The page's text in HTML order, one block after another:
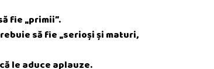
fie „primii”.
să fie „serioși și maturi,
le aduce aplauze.